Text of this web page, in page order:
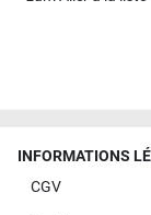
INFORMATIONS
CGV